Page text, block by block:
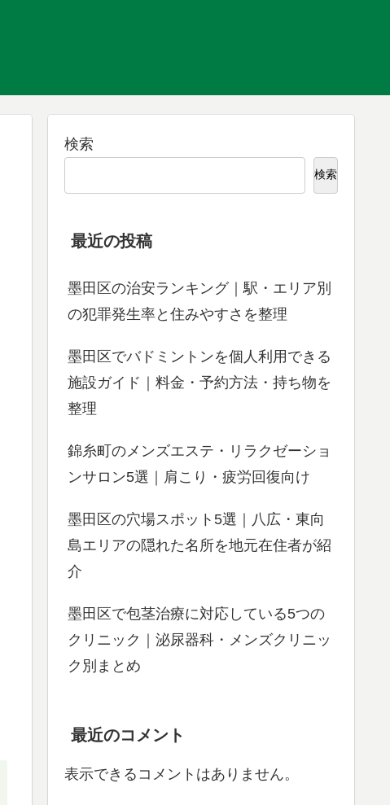
検索
検索
最近の投稿
墨田区の治安ランキング｜駅・エリア別
の犯罪発生率と住みやすさを整理
墨田区でバドミントンを個人利用できる
施設ガイド｜料金・予約方法・持ち物を
整理
錦糸町のメンズエステ・リラクゼーショ
ンサロン5選｜肩こり・疲労回復向け
墨田区の穴場スポット5選｜八広・東向
島エリアの隠れた名所を地元在住者が紹
介
墨田区で包茎治療に対応している5つの
クリニック｜泌尿器科・メンズクリニッ
ク別まとめ
最近のコメント
表示できるコメントはありません。